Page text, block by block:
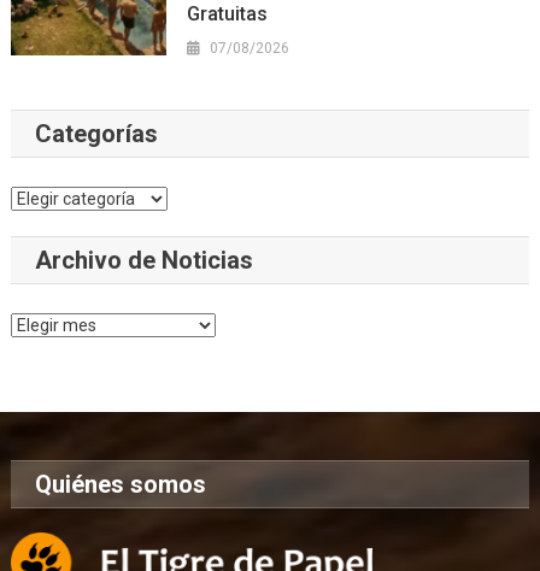
Gratuitas
07/08/2026
Categorías
Categorías
Archivo de Noticias
Archivo
Quiénes somos